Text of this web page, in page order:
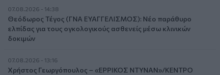
07.08.2026 - 14:38
Θεόδωρος Τέγος (ΓΝΑ ΕΥΑΓΓΕΛΙΣΜΟΣ): Νέο παράθυρο
ελπίδας για τους ογκολογικούς ασθενείς μέσω κλινικών
δοκιμών
07.08.2026 - 13:16
Χρήστος Γεωργόπουλος – «ΕΡΡΙΚΟΣ ΝΤΥΝΑΝ»/ΚΕΝΤΡΟ